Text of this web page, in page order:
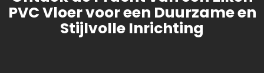
PVC Vloer voor een Duurzame en
Stijlvolle Inrichting